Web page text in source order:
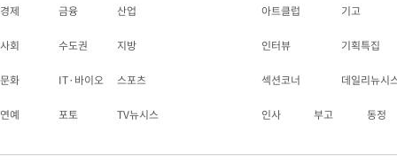
경제 금융 산업
사회 수도권 지방
문화 IT·바이오 스포츠
연예 포토 TV뉴시스
아트클럽 기고
인터뷰 기획특집
섹션코너 데일리뉴시
인사 부고 동정